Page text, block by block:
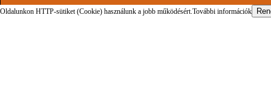
Oldalunkon HTTP-sütiket (Cookie) használunk a jobb működésért.További információk